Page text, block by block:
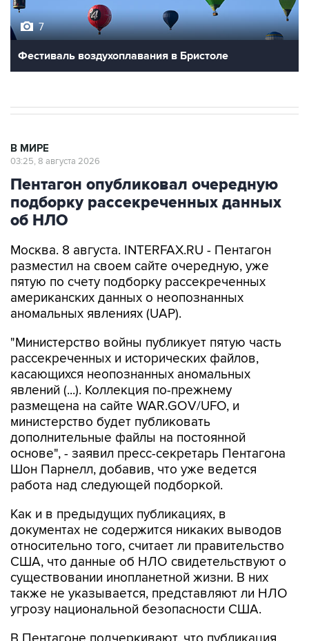
7
Фестиваль воздухоплавания в Бристоле
В МИРЕ
03:25, 8 августа 2026
Пентагон опубликовал очередную
подборку рассекреченных данных
об НЛО
Москва. 8 августа. INTERFAX.RU - Пентагон
разместил на своем сайте очередную, уже
пятую по счету подборку рассекреченных
американских данных о неопознанных
аномальных явлениях (UAP).
"Министерство войны публикует пятую часть
рассекреченных и исторических файлов,
касающихся неопознанных аномальных
явлений (...). Коллекция по-прежнему
размещена на сайте WAR.GOV/UFO, и
министерство будет публиковать
дополнительные файлы на постоянной
основе", - заявил пресс-секретарь Пентагона
Шон Парнелл, добавив, что уже ведется
работа над следующей подборкой.
Как и в предыдущих публикациях, в
документах не содержится никаких выводов
относительно того, считает ли правительство
США, что данные об НЛО свидетельствуют о
существовании инопланетной жизни. В них
также не указывается, представляют ли НЛО
угрозу национальной безопасности США.